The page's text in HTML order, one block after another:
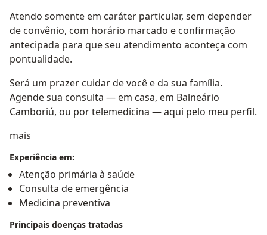
Atendo somente em caráter particular, sem depender
de convênio, com horário marcado e confirmação
antecipada para que seu atendimento aconteça com
pontualidade.
Será um prazer cuidar de você e da sua família.
Agende sua consulta — em casa, em Balneário
Camboriú, ou por telemedicina — aqui pelo meu perfil.
mais
Experiência em:
Atenção primária à saúde
Consulta de emergência
Medicina preventiva
Principais doenças tratadas